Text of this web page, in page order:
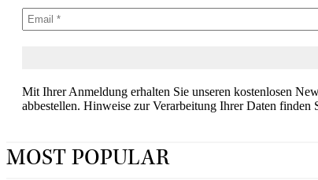
Mit Ihrer Anmeldung erhalten Sie unseren kostenlosen
abbestellen. Hinweise zur Verarbeitung Ihrer Daten finden
MOST POPULAR